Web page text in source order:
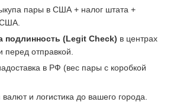
пары в США + налог штата +
подлинность (Legit Check) в центрах
перед отправкой.
в РФ (вес пары с коробкой
и логистика до вашего города.